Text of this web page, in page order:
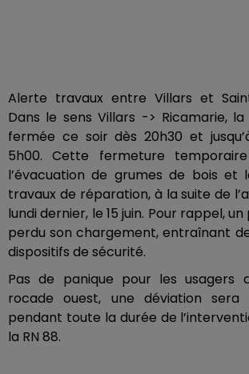
Alerte travaux entre Villars et
Dans le sens Villars -> Ricamarie,
fermée ce soir dès 20h30 et
5h00. Cette fermeture
l’évacuation de grumes de bois et
travaux de réparation, à la suite de
lundi dernier, le 15 juin. Pour rappel,
perdu son chargement, entraînant
dispositifs de sécurité.
Pas de panique pour les usagers
rocade ouest, une déviation
pendant toute la durée de
la RN 88.